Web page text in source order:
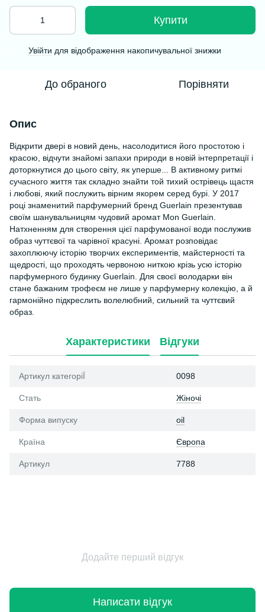
Купити
Увійти для відображення накопичувальної знижки
До обраного Порівняти
Опис
Відкрити двері в новий день, насолодитися його простотою і
красою, відчути знайомі запахи природи в новій інтерпретації і
доторкнутися до цього світу, як уперше... В активному ритмі
сучасного життя так складно знайти той тихий острівець щастя
і любові, який послужить вірним якорем серед бурі. У 2017
році знаменитий парфумерний бренд Guerlain презентував
своїм шанувальницям чудовий аромат Mon Guerlain.
Натхненням для створення цієї парфумованої води послужив
образ чуттєвої та чарівної красуні. Аромат розповідає
захоплюючу історію творчих експериментів, майстерності та
щедрості, що проходять червоною ниткою крізь усю історію
парфумерного будинку Guerlain. Для своєї володарки він
стане бажаним трофеєм не лише у парфумерну колекцію, а й
гармонійно підкреслить волелюбний, сильний та чуттєвий
образ.
Характеристики Відгуки
Артикул категоріЇ 0098
Стать Жіночі
Форма випуску oil
Країна Європа
Артикул 7788
Додайте перший відгук
Написати відгук